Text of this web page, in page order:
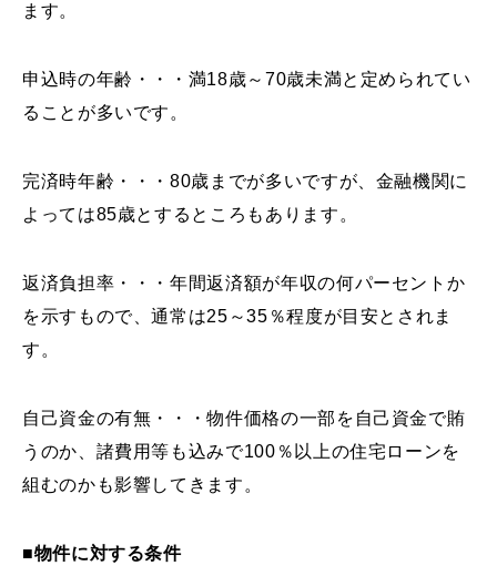
ます。
申込時の年齢・・・満18歳～70歳未満と定められてい
ることが多いです。
完済時年齢・・・80歳までが多いですが、金融機関に
よっては85歳とするところもあります。
返済負担率・・・年間返済額が年収の何パーセントか
を示すもので、通常は25～35％程度が目安とされま
す。
自己資金の有無・・・物件価格の一部を自己資金で賄
うのか、諸費用等も込みで100％以上の住宅ローンを
組むのかも影響してきます。
■物件に対する条件